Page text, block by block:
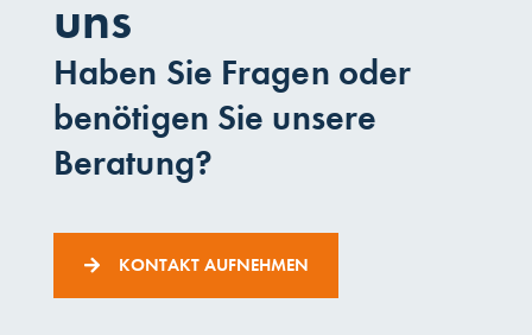
uns
Haben Sie Fragen oder
benötigen Sie unsere
Beratung?
KONTAKT AUFNEHMEN